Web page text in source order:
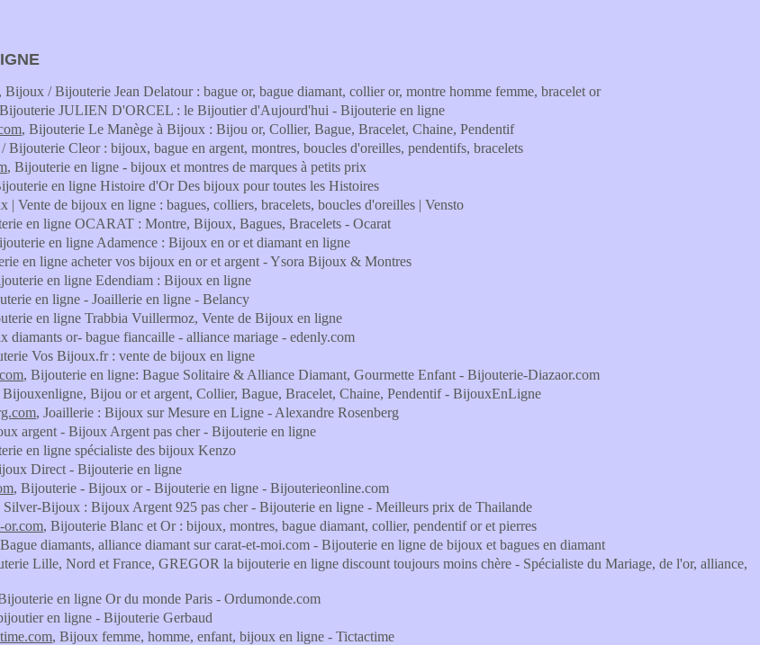
, Bijoux / Bijouterie Jean Delatour : bague or, bague diamant, collier or, montre homme femme, bracelet or
JULIEN D'ORCEL : le Bijoutier d'Aujourd'hui - Bijouterie en ligne
, Bijouterie Le Manège à Bijoux : Bijou or, Collier, Bague, Bracelet, Chaine, Pendentif
Bijouterie Cleor : bijoux, bague en argent, montres, boucles d'oreilles, pendentifs, bracelets
, Bijouterie en ligne - bijoux et montres de marques à petits prix
en ligne Histoire d'Or Des bijoux pour toutes les Histoires
| Vente de bijoux en ligne : bagues, colliers, bracelets, boucles d'oreilles | Vensto
en ligne OCARAT : Montre, Bijoux, Bagues, Bracelets - Ocarat
en ligne Adamence : Bijoux en or et diamant en ligne
en ligne acheter vos bijoux en or et argent - Ysora Bijoux & Montres
en ligne Edendiam : Bijoux en ligne
en ligne - Joaillerie en ligne - Belancy
en ligne Trabbia Vuillermoz, Vente de Bijoux en ligne
diamants or- bague fiancaille - alliance mariage - edenly.com
Vos Bijoux.fr : vente de bijoux en ligne
, Bijouterie en ligne: Bague Solitaire & Alliance Diamant, Gourmette Enfant - Bijouterie-Diazaor.com
Bijouxenligne, Bijou or et argent, Collier, Bague, Bracelet, Chaine, Pendentif - BijouxEnLigne
, Joaillerie : Bijoux sur Mesure en Ligne - Alexandre Rosenberg
argent - Bijoux Argent pas cher - Bijouterie en ligne
en ligne spécialiste des bijoux Kenzo
Direct - Bijouterie en ligne
, Bijouterie - Bijoux or - Bijouterie en ligne - Bijouterieonline.com
Silver-Bijoux : Bijoux Argent 925 pas cher - Bijouterie en ligne - Meilleurs prix de Thailande
or.com, Bijouterie Blanc et Or : bijoux, montres, bague diamant, collier, pendentif or et pierres
diamants, alliance diamant sur carat-et-moi.com - Bijouterie en ligne de bijoux et bagues en diamant
Lille, Nord et France, GREGOR la bijouterie en ligne discount toujours moins chère - Spécialiste du Mariage, de l'or, alliance,
en ligne Or du monde Paris - Ordumonde.com
en ligne - Bijouterie Gerbaud
, Bijoux femme, homme, enfant, bijoux en ligne - Tictactime